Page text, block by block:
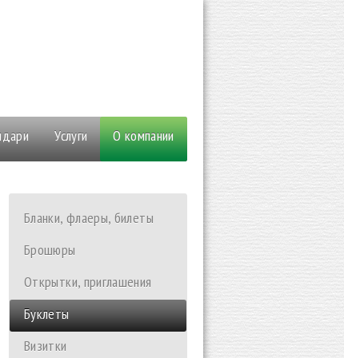
Услуги О компании
Бланки, флаеры, билеты
Брошюры
Открытки, приглашения
Буклеты
Визитки